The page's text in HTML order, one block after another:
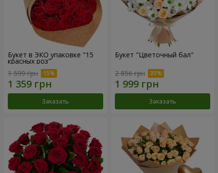
Букет в ЭКО упаковке "15
красных роз"
1 599 грн
Заказать
Букет "Цветочный бал"
2 856 грн
Заказать